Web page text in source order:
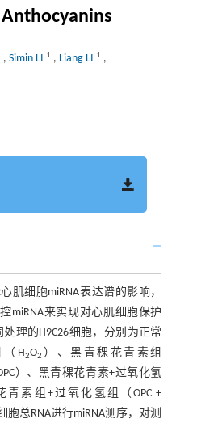
, Simin LI 1 , Liang LI 1 ,
肌细胞miRNA表达谱的影响，
miRNA来实现对心肌细胞保护
理的H9C26细胞，分别为正常
（H2O2 ）、黑青稞花青素组
）、黑青稞花青素+过氧化氢
青素组+过氧化氢组（OPC +
总RNA进行miRNA测序，对测